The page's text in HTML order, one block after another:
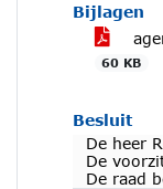
Bijlagen
60 KB
Besluit
De heer
De
De raad